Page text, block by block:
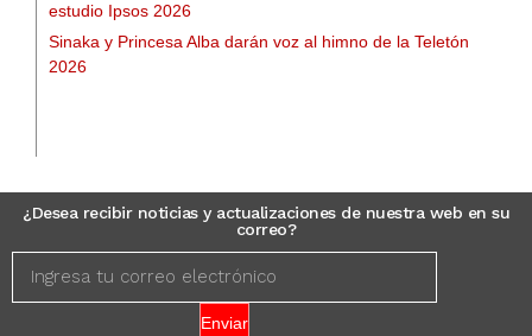
estudio Ipsos 2026
Sinaka y Princesa Alba darán voz al himno de la Teletón
2026
¿Desea recibir noticias y actualizaciones de nuestra web en su
correo?
Enviar